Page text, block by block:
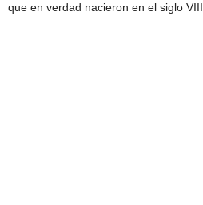
que en verdad nacieron en el siglo VIII.